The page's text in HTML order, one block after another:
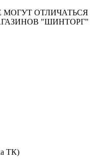
МОГУТ ОТЛИЧАТЬСЯ
"ШИНТОРГ"
ТК)